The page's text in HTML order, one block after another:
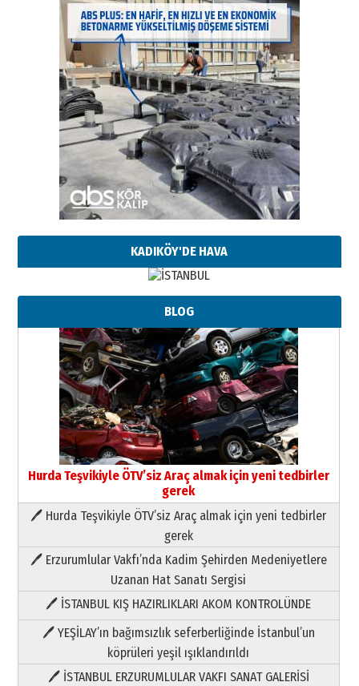
KADIKÖY'DE HAVA
BLOG
Hurda Teşvikiyle ÖTV’siz Araç almak için yeni tedbirler
gerek
🖊 Hurda Teşvikiyle ÖTV’siz Araç almak için yeni tedbirler
gerek
🖊 Erzurumlular Vakfı’nda Kadim Şehirden Medeniyetlere
Uzanan Hat Sanatı Sergisi
🖊 İSTANBUL KIŞ HAZIRLIKLARI AKOM KONTROLÜNDE
🖊 YEŞİLAY’ın bağımsızlık seferberliğinde İstanbul’un
köprüleri yeşil ışıklandırıldı
🖊 İSTANBUL ERZURUMLULAR VAKFI SANAT GALERİSİ
Paranın Aile Kültüründeki Yeri
03 Ağustos 2026 Pazartesi
Yıldırım Gündoğdu
HAVVA’NIN ÜÇ KIZI
09 Temmuz 2026 Perşembe
Yusuf POLAT
Şampiyonluk Sebahattin Şirin’e
yazar
11 Mayıs 2026 Pazartesi
Neşat YALÇIN
Paranın Aile Kültüründeki Yeri
03 Ağustos 2026 Pazartesi
Yıldırım Gündoğdu
HAVVA’NIN ÜÇ KIZI
09 Temmuz 2026 Perşembe